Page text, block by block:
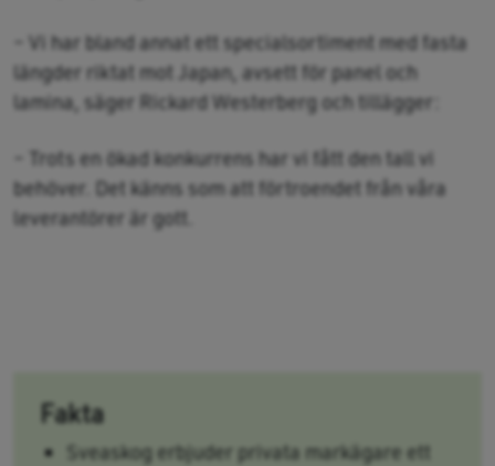
– Vi har bland annat ett specialsortiment med fasta
längder riktat mot Japan, avsett för panel och
lamina, säger Rickard Westerberg och tillägger:
– Trots en ökad konkurrens har vi fått den tall vi
behöver. Det känns som att förtroendet från våra
leverantörer är gott.
Fakta
Sveaskog erbjuder privata markägare ett